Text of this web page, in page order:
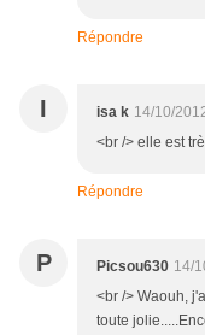
Répondre
I isa k 14/10/
<br /> elle est
Répondre
P Picsou630 14/
<br /> Waouh,
toute